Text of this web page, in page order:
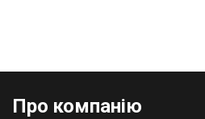
Про компанію